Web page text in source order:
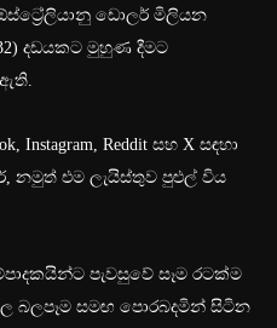
ඩොලර් මිලියන
දඩයකට මුහුණ දීමට
Instagram, Reddit සහ X සඳහා
නමුත් එම ලැයිස්තුව පුළුල් විය
පැවසුවේ සෑම රටක්ම
බලපෑම සමඟ පොරබදමින් සිටින